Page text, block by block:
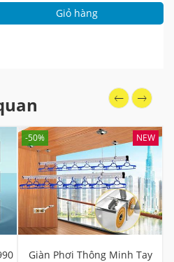
Giỏ hàng
NEW
-50%
Giàn Phơi Thông Minh Tay